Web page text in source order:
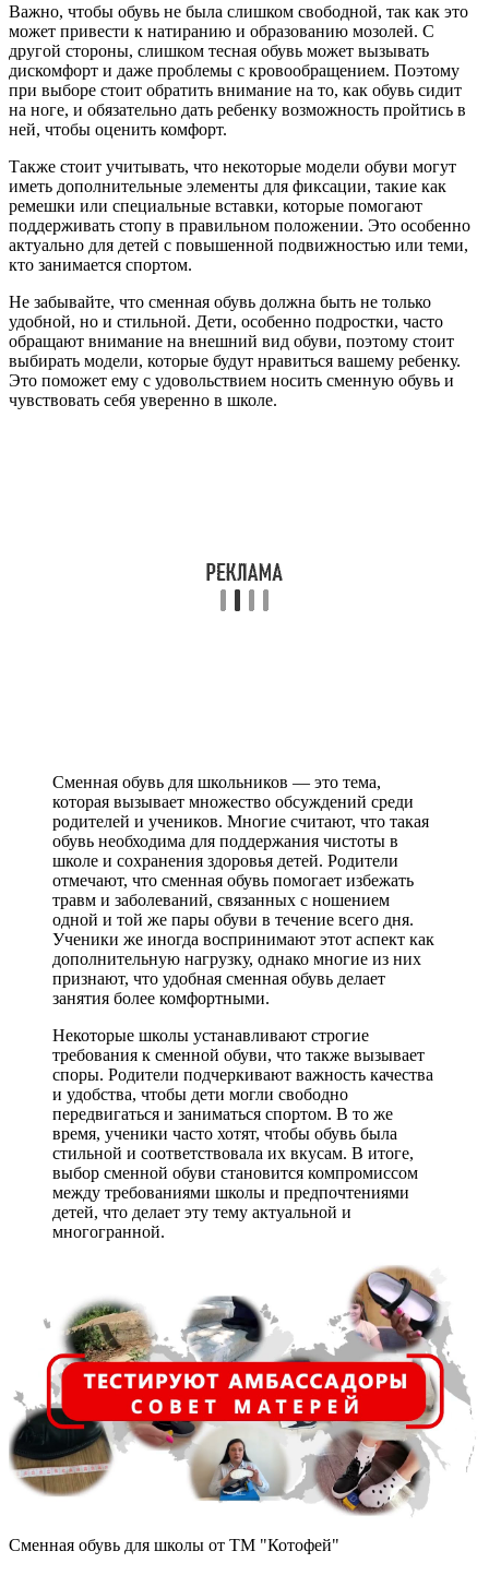
Важно, чтобы обувь не была слишком свободной, так как это
может привести к натиранию и образованию мозолей. С
другой стороны, слишком тесная обувь может вызывать
дискомфорт и даже проблемы с кровообращением. Поэтому
при выборе стоит обратить внимание на то, как обувь сидит
на ноге, и обязательно дать ребенку возможность пройтись в
ней, чтобы оценить комфорт.
Также стоит учитывать, что некоторые модели обуви могут
иметь дополнительные элементы для фиксации, такие как
ремешки или специальные вставки, которые помогают
поддерживать стопу в правильном положении. Это особенно
актуально для детей с повышенной подвижностью или теми,
кто занимается спортом.
Не забывайте, что сменная обувь должна быть не только
удобной, но и стильной. Дети, особенно подростки, часто
обращают внимание на внешний вид обуви, поэтому стоит
выбирать модели, которые будут нравиться вашему ребенку.
Это поможет ему с удовольствием носить сменную обувь и
чувствовать себя уверенно в школе.
Сменная обувь для школьников — это тема,
которая вызывает множество обсуждений среди
родителей и учеников. Многие считают, что такая
обувь необходима для поддержания чистоты в
школе и сохранения здоровья детей. Родители
отмечают, что сменная обувь помогает избежать
травм и заболеваний, связанных с ношением
одной и той же пары обуви в течение всего дня.
Ученики же иногда воспринимают этот аспект как
дополнительную нагрузку, однако многие из них
признают, что удобная сменная обувь делает
занятия более комфортными.
Некоторые школы устанавливают строгие
требования к сменной обуви, что также вызывает
споры. Родители подчеркивают важность качества
и удобства, чтобы дети могли свободно
передвигаться и заниматься спортом. В то же
время, ученики часто хотят, чтобы обувь была
стильной и соответствовала их вкусам. В итоге,
выбор сменной обуви становится компромиссом
между требованиями школы и предпочтениями
детей, что делает эту тему актуальной и
многогранной.
Сменная обувь для школы от ТМ "Котофей"